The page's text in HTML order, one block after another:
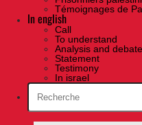
Témoignages de
In english
Call
To understand
Analysis and debate
Statement
Testimony
In israel